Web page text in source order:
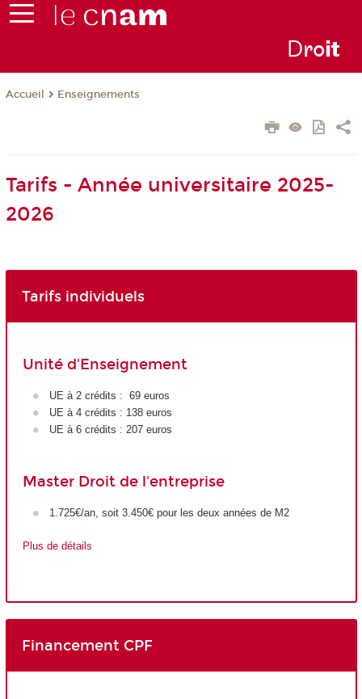
Droit
Accueil Enseignements
Tarifs - Année universitaire 2025-
2026
Tarifs individuels
Unité d'Enseignement
UE à 2 crédits : 69 euros
UE à 4 crédits : 138 euros
UE à 6 crédits : 207 euros
Master Droit de l'entreprise
1.725€/an, soit 3.450€ pour les deux années de M2
Plus de détails
Financement CPF